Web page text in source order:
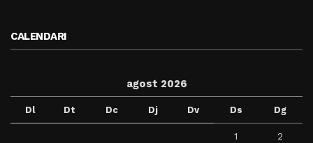
CALENDARI
agost 2026
Dl Dt Dc Dj Dv Ds Dg
1 2